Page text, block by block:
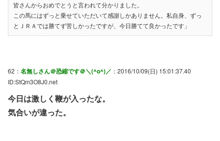
皆さんからおめでとうと言われて分かりました。
この馬にはずっと乗せていただいて感謝しかありません。私自身、ずっ
とＪＲＡでは勝てず苦しかったですが、今日勝てて良かったです」
62： 名無しさん＠恐縮です＠＼(^o^)／ ：2016/10/09(日) 15:01:37.40
ID:StQm3O8J0.net
今日は激しく鞭が入ったな。
気合いが違った。